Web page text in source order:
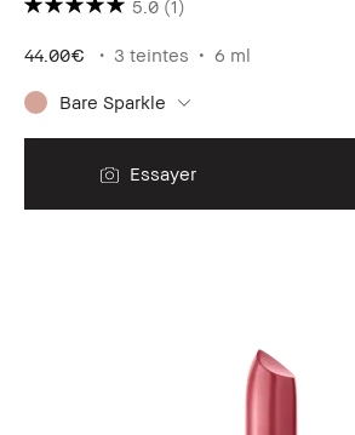
5.0 (1)
44.00€ 3 teintes 6 ml
Bare Sparkle
Essayer